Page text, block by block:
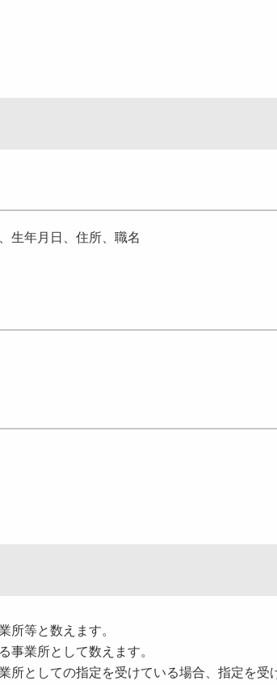
生年月日、住所、職名
所等と数えます。
業所として数えます。
としての指定を受けている場合、指定を受